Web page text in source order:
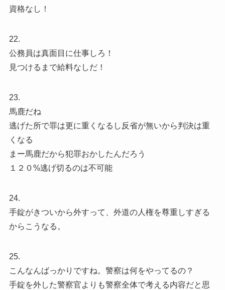
資格なし！
22.
公務員は真面目に仕事しろ！
見つけるまで給料なしだ！
23.
馬鹿だね
逃げた所で罪は更に重くなるし反省が無いから判決は重
くなる
まー馬鹿だから犯罪おかしたんだろう
１２０%逃げ切るのは不可能
24.
手錠がきついから外すって、外道の人権を尊重しすぎる
からこうなる。
25.
こんなんばっかりですね。警察は何をやってるの？
手錠を外した警察官よりも警察全体で考える内容だと思